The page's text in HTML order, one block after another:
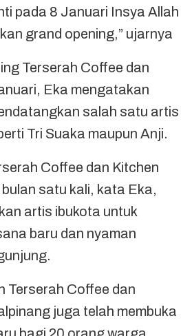
pada 8 Januari Insya Allah
grand opening,” ujarnya
Terserah Coffee dan
Eka mengatakan
salah satu artis
Tri Suaka maupun Anji.
Coffee dan Kitchen
satu kali, kata Eka,
artis ibukota untuk
baru dan nyaman
Terserah Coffee dan
juga telah membuka